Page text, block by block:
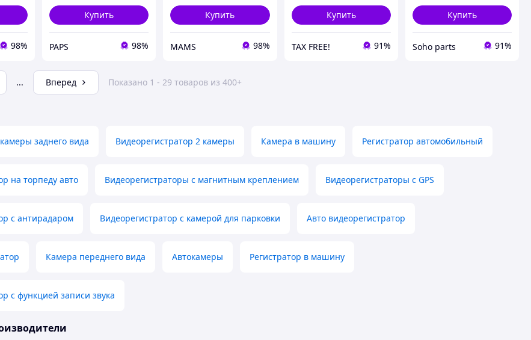
98%
Купить
PAPS 98%
Купить
MAMS 98%
Купить
TAX FREE! 91%
Купить
Soho parts 91%
... Вперед Показано 1 - 29 товаров из 400+
заднего вида Видеорегистратор 2 камеры Камера в машину Регистратор автомобильный
на торпеду авто Видеорегистраторы с магнитным креплением Видеорегистраторы с GPS
с антирадаром Видеорегистратор с камерой для парковки Авто видеорегистратор
Камера переднего вида Автокамеры Регистратор в машину
с функцией записи звука